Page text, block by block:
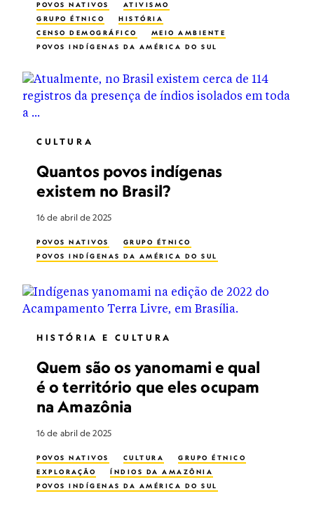
POVOS NATIVOS
ATIVISMO
GRUPO ÉTNICO
HISTÓRIA
CENSO DEMOGRÁFICO
MEIO AMBIENTE
POVOS INDÍGENAS DA AMÉRICA DO SUL
CULTURA
Quantos povos indígenas
existem no Brasil?
16 de abril de 2025
POVOS NATIVOS
GRUPO ÉTNICO
POVOS INDÍGENAS DA AMÉRICA DO SUL
HISTÓRIA E CULTURA
Quem são os yanomami e qual
é o território que eles ocupam
na Amazônia
16 de abril de 2025
POVOS NATIVOS CULTURA
GRUPO ÉTNICO
EXPLORAÇÃO
ÍNDIOS DA AMAZÔNIA
POVOS INDÍGENAS DA AMÉRICA DO SUL